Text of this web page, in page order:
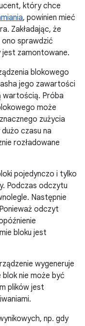
który chce
, powinien mieć
Zakładając, że
sprawdzić
jest zamontowane.
blokowego
jego zawartości
wartością. Próba
może
zużycia
czasu na
rozładowane
pojedynczo i tylko
Podczas odczytu
Następnie
odczyt
bloku jest
wygeneruje
blok nie może być
plików jest
np. gdy